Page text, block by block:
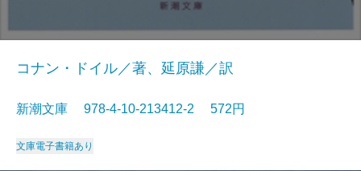
コナン・ドイル／著、延原謙／訳
新潮文庫 978-4-10-213412-2 572円
文庫電子書籍あり